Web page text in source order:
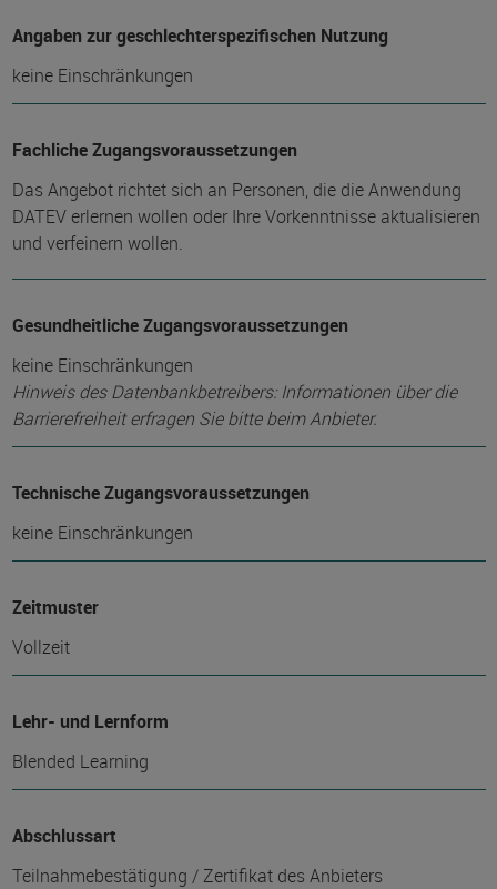
Angaben zur geschlechterspezifischen Nutzung
keine Einschränkungen
Fachliche Zugangsvoraussetzungen
Das Angebot richtet sich an Personen, die die Anwendung
DATEV erlernen wollen oder Ihre Vorkenntnisse aktualisieren
und verfeinern wollen.
Gesundheitliche Zugangsvoraussetzungen
keine Einschränkungen
Hinweis des Datenbankbetreibers: Informationen über die
Barrierefreiheit erfragen Sie bitte beim Anbieter.
Technische Zugangsvoraussetzungen
keine Einschränkungen
Zeitmuster
Vollzeit
Lehr- und Lernform
Blended Learning
Abschlussart
Teilnahmebestätigung / Zertifikat des Anbieters